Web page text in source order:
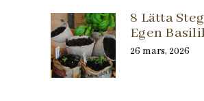
8 Lätta
Egen
26 mars, 2026